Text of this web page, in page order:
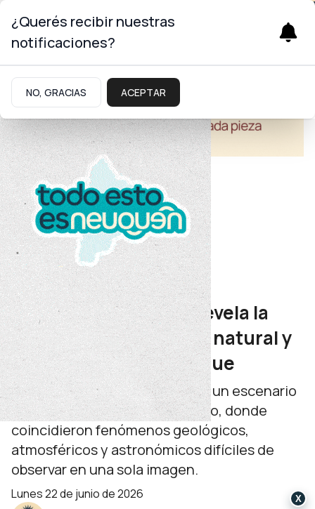
Turismo
Astroturismo
Una fotografía única revela la
extraordinaria riqueza natural y
astronómica de Copahue
Alejandra Heis volvió a retratar un escenario
excepcional del norte neuquino, donde
coincidieron fenómenos geológicos,
atmosféricos y astronómicos difíciles de
observar en una sola imagen.
lunes 22 de junio de 2026
¿Querés recibir nuestras
notificaciones?
NO, GRACIAS ACEPTAR
X